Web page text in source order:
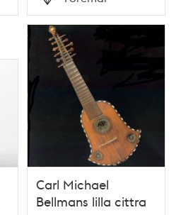
Typ
Carl Michael
Bellmans lilla cittra